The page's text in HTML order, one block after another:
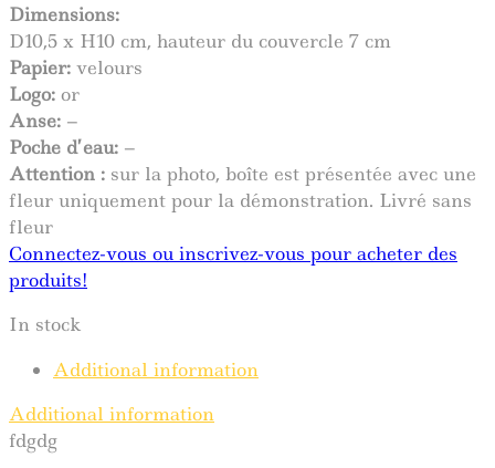
Dimensions:
D10,5 x H10 cm, hauteur du couvercle 7 cm
Papier: velours
Logo: or
Anse: –
Poche d’eau: –
Attention : sur la photo, boîte est présentée avec une
fleur uniquement pour la démonstration. Livré sans
fleur
Connectez-vous ou inscrivez-vous pour acheter des
produits!
In stock
Additional information
Additional information
fdgdg